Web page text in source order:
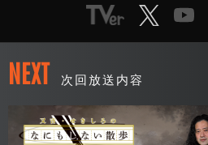
NEXT 次回放送内容